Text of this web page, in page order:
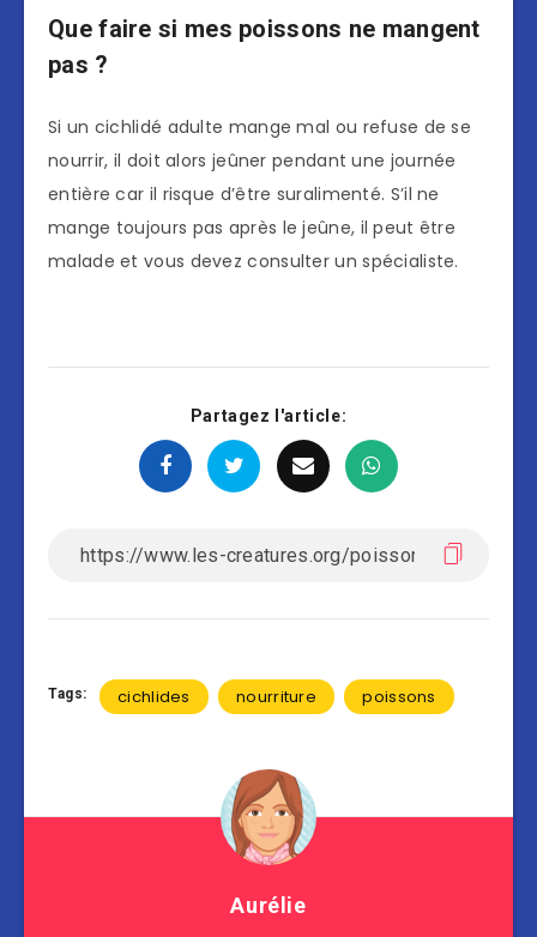
Que faire si mes poissons ne mangent
pas ?
Si un cichlidé adulte mange mal ou refuse de se
nourrir, il doit alors jeûner pendant une journée
entière car il risque d’être suralimenté. S’il ne
mange toujours pas après le jeûne, il peut être
malade et vous devez consulter un spécialiste.
Partagez l'article:
Tags: cichlides nourriture poissons
Aurélie